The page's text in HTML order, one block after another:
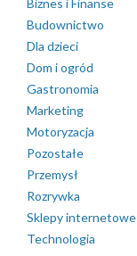
Budownictwo
Dla dzieci
Dom i ogród
Gastronomia
Marketing
Motoryzacja
Pozostałe
Przemysł
Rozrywka
Sklepy internetowe
Technologia